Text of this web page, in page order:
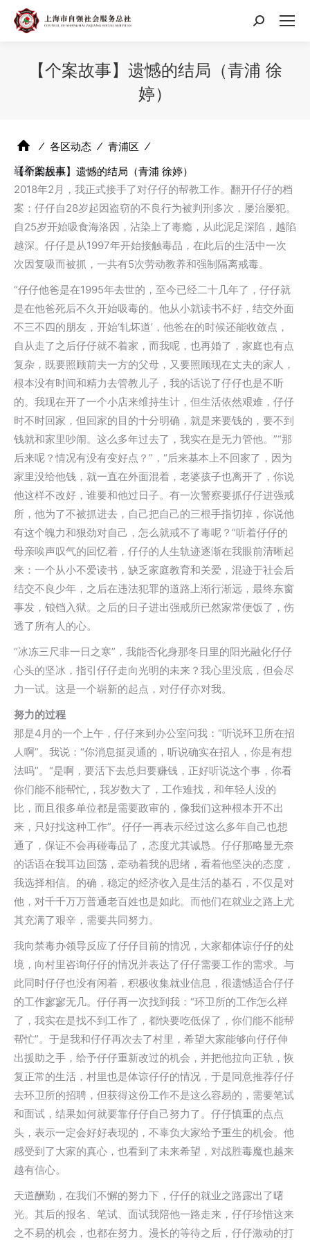
搜
【个案故事】遗憾的结局（青浦 徐
婷）
⁄ 各区动态 ⁄ 青浦区 ⁄
【个案故事】遗憾的结局（青浦 徐婷）
崭新的起点
2018年2月，我正式接手了对仔仔的帮教工作。翻开仔仔的档
案：仔仔自28岁起因盗窃的不良行为被判刑多次，屡治屡犯。
自25岁开始吸食海洛因，沾染上了毒瘾，从此泥足深陷，越陷
越深。仔仔是从1997年开始接触毒品，在此后的生活中一次
次因复吸而被抓，一共有5次劳动教养和强制隔离戒毒。
“仔仔他爸是在1995年去世的，至今已经二十几年了，仔仔就
是在他爸死后不久开始吸毒的。他从小就读书不好，结交外面
不三不四的朋友，开始‘轧坏道’，他爸在的时候还能收敛点，
自从走了之后仔仔就不着家，而我呢，也再婚了，家庭也有点
复杂，既要照顾前夫一方的父母，又要照顾现在丈夫的家人，
根本没有时间和精力去管教儿子，我的话说了仔仔也是不听
的。我现在开了一个小店来维持生计，但生活依然艰难，仔仔
时不时回家，但回家的目的十分明确，就是来要钱的，要不到
钱就和家里吵闹。这么多年过去了，我实在是无力管他。”“那
后来呢？情况有没有变好点？”，“后来基本上不回家了，因为
家里没给他钱，就一直在外面混着，老婆孩子也离开了，你说
他这样不改好，谁要和他过日子。有一次警察要抓仔仔进强戒
所，他为了不被抓进去，自己把自己的三根手指切掉，你说他
有这个魄力和狠劲对自己，怎么就戒不了毒呢？”听着仔仔的
母亲唉声叹气的回忆着，仔仔的人生轨迹逐渐在我眼前清晰起
来：一个从小不爱读书，缺乏家庭教育和关爱，混迹于社会后
结交不良少年，之后在违法犯罪的道路上渐行渐远，最终东窗
事发，锒铛入狱。之后的日子进出强戒所已然家常便饭了，伤
透了所有人的心。
“冰冻三尺非一日之寒”，我能否化身那冬日里的阳光融化仔仔
心头的坚冰，指引仔仔走向光明的未来？我心里没底，但会尽
力一试。这是一个崭新的起点，对仔仔亦对我。
努力的过程
那是4月的一个上午，仔仔来到办公室问我：“听说环卫所在招
人啊”。我说：“你消息挺灵通的，听说确实在招人，你是有想
法吗”。“是啊，要活下去总归要赚钱，正好听说这个事，你看
你们能不能帮忙,，我岁数大了，工作难找，和年轻人没的
比，而且很多单位都是需要政审的，像我们这种根本开不出
来，只好找这种工作”。仔仔一再表示经过这么多年自己也想
通了，保证不会再碰毒品了，态度尤其诚恳。仔仔那略显无奈
的话语在我耳边回荡，牵动着我的思绪，看着他坚决的态度，
我选择相信。的确，稳定的经济收入是生活的基石，不仅是对
他，对千千万万普通老百姓也是如此。而他们在就业之路上尤
其充满了艰辛，需要共同努力。
我向禁毒办领导反应了仔仔目前的情况，大家都体谅仔仔的处
境，向村里咨询仔仔的情况并表达了仔仔需要工作的需求。与
此同时仔仔也没有闲着，积极收集就业信息，很遗憾适合仔仔
的工作寥寥无几。仔仔再一次找到我：“环卫所的工作怎么样
了，我实在是找不到工作了，都快要吃低保了，你们能不能帮
帮忙”。于是我和仔仔再次去了村里，希望大家能够向仔仔伸
出援助之手，给予仔仔重新改过的机会，并把他拉向正轨，恢
复正常的生活，村里也是体谅仔仔的情况，于是同意推荐仔仔
去环卫所的招聘，但获得这份工作不是这么容易的，需要笔试
和面试，结果如何就要靠仔仔自己努力了。仔仔慎重的点点
头，表示一定会好好表现的，不辜负大家给予重生的机会。他
感受到了大家的真心，也看到了未来希望，对战胜毒魔也越来
越有信心。
天道酬勤，在我们不懈的努力下，仔仔的就业之路露出了曙
光。其后的报名、笔试、面试我陪他一路走来，仔仔珍惜这来
之不易的机会，也都在努力。漫长的等待之后，仔仔激动的打